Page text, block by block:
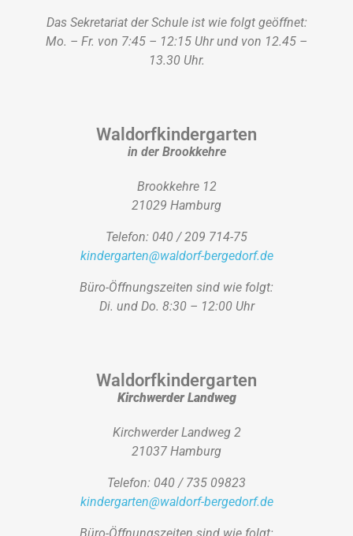
Das Sekretariat der Schule ist wie folgt geöffnet:
Mo. – Fr. von 7:45 – 12:15 Uhr und von 12.45 –
13.30 Uhr.
Waldorfkindergarten
in der Brookkehre
Brookkehre 12
21029 Hamburg
Telefon: 040 / 209 714-75
kindergarten@waldorf-bergedorf.de
Büro-Öffnungszeiten sind wie folgt:
Di. und Do. 8:30 – 12:00 Uhr
Waldorfkindergarten
Kirchwerder Landweg
Kirchwerder Landweg 2
21037 Hamburg
Telefon: 040 / 735 09823
kindergarten@waldorf-bergedorf.de